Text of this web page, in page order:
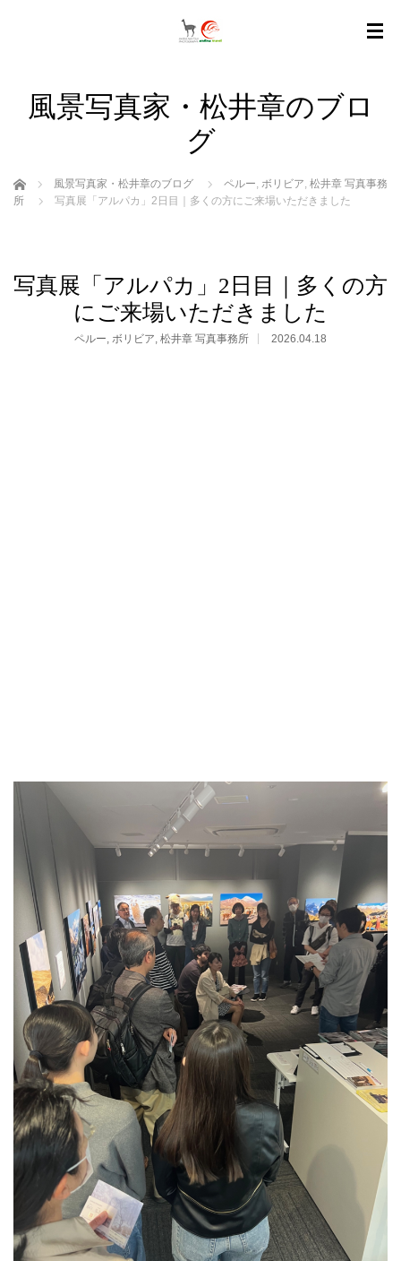
風景写真家・松井章のブロ
グ
ホーム 風景写真家・松井章のブログ ペルー, ボリビア, 松井章 写真事務
所
写真展「アルパカ」2日目｜多くの方にご来場いただきました
写真展「アルパカ」2日目｜多くの方
にご来場いただきました
ペルー, ボリビア, 松井章 写真事務所 2026.04.18